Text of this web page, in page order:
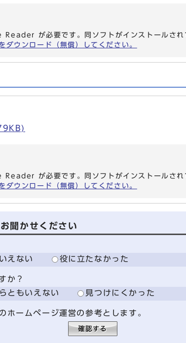
が必要です。同ソフトがインストールされ
ウンロード（無償）してください。
が必要です。同ソフトがインストールされ
ウンロード（無償）してください。
聞かせください
えない 役に立たなかった
か？
ともいえない 見つけにくかった
ホームページ運営の参考とします。